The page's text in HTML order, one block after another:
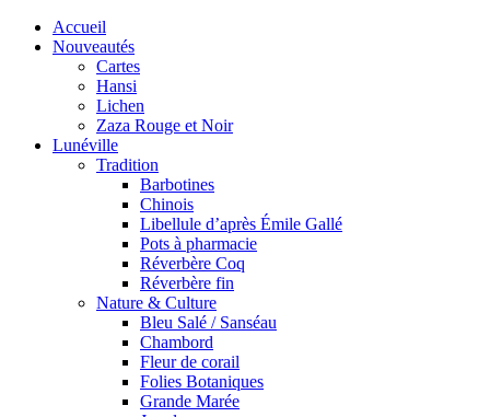
Accueil
Nouveautés
Cartes
Hansi
Lichen
Zaza Rouge et Noir
Lunéville
Tradition
Barbotines
Chinois
Libellule d’après Émile Gallé
Pots à pharmacie
Réverbère Coq
Réverbère fin
Nature & Culture
Bleu Salé / Sanséau
Chambord
Fleur de corail
Folies Botaniques
Grande Marée